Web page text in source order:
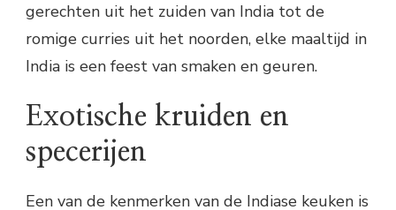
gerechten uit het zuiden van India tot de
romige curries uit het noorden, elke maaltijd in
India is een feest van smaken en geuren.
Exotische kruiden en
specerijen
Een van de kenmerken van de Indiase keuken is